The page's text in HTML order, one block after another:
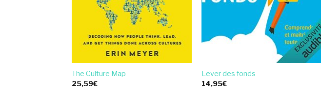
The Culture Map
25,59€
Lever des fonds
14,95€